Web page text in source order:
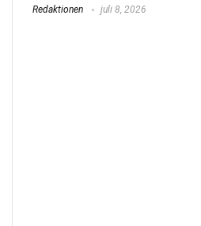
Redaktionen juli 8, 2026